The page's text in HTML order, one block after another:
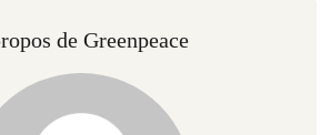
de Greenpeace